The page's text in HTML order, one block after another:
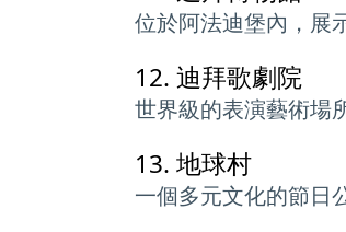
位於阿法迪堡內，展
12. 迪拜歌劇院
世界級的表演藝術場
13. 地球村
一個多元文化的節日